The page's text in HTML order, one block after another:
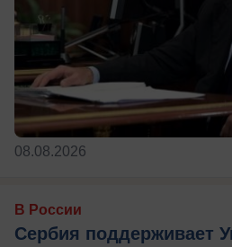
08.08.2026
В России
Сербия поддерживает